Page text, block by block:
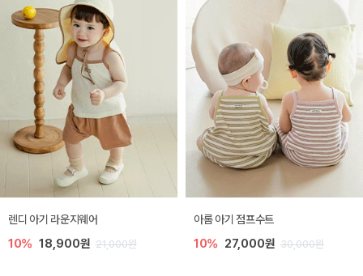
렌디 아기 라운지웨어
10% 18,900원 21,000원
아롬 아기 점프수트
10% 27,000원 30,000원